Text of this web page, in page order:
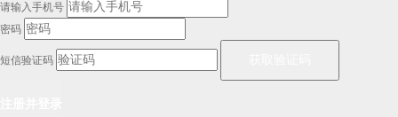
请输入手机号
密码
短信验证码